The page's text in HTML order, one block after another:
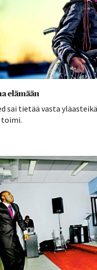
elämään
sai tietää vasta
toimi.